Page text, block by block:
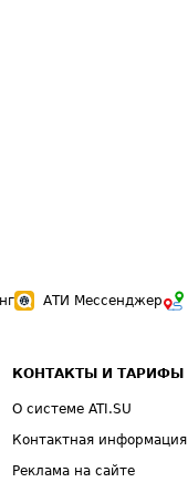
АТИ Мессенджер
КОНТАКТЫ И ТАРИФЫ
О системе ATI.SU
Контактная информация
Реклама на сайте